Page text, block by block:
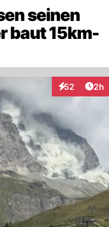
seinen
baut 15km-
52
Interaktionen
2h